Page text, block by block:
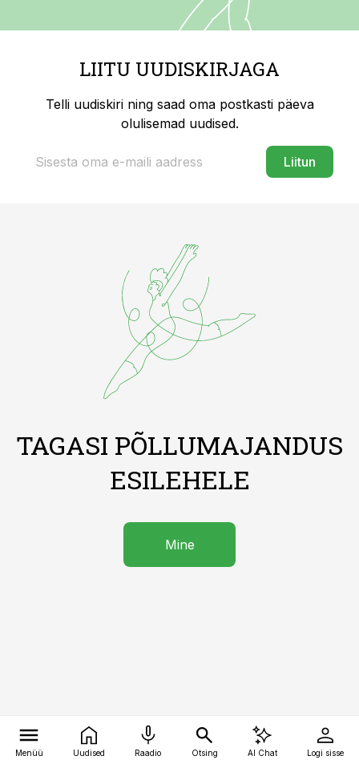
LIITU UUDISKIRJAGA
Telli uudiskiri ning saad oma postkasti päeva
olulisemad uudised.
Liitun
TAGASI PÕLLUMAJANDUS
ESILEHELE
Mine
Menüü Uudised Raadio Otsing AI Chat Logi sisse